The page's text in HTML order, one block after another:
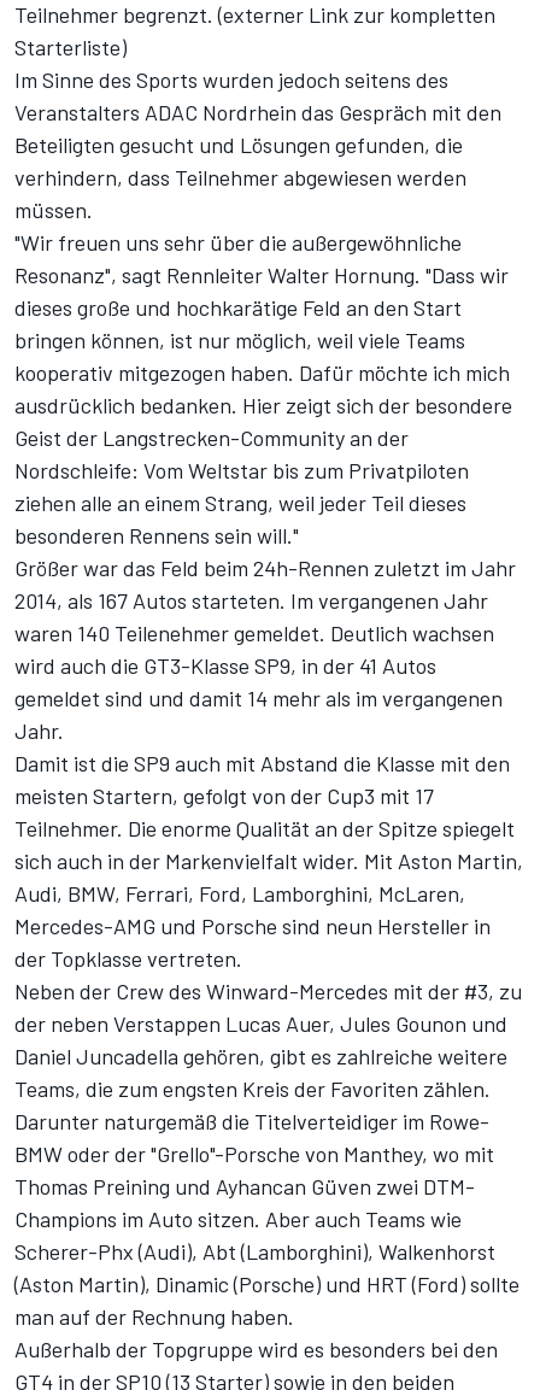
Teilnehmer begrenzt. (externer Link zur kompletten
Starterliste)
Im Sinne des Sports wurden jedoch seitens des
Veranstalters ADAC Nordrhein das Gespräch mit den
Beteiligten gesucht und Lösungen gefunden, die
verhindern, dass Teilnehmer abgewiesen werden
müssen.
"Wir freuen uns sehr über die außergewöhnliche
Resonanz", sagt Rennleiter Walter Hornung. "Dass wir
dieses große und hochkarätige Feld an den Start
bringen können, ist nur möglich, weil viele Teams
kooperativ mitgezogen haben. Dafür möchte ich mich
ausdrücklich bedanken. Hier zeigt sich der besondere
Geist der Langstrecken-Community an der
Nordschleife: Vom Weltstar bis zum Privatpiloten
ziehen alle an einem Strang, weil jeder Teil dieses
besonderen Rennens sein will."
Größer war das Feld beim 24h-Rennen zuletzt im Jahr
2014, als 167 Autos starteten. Im vergangenen Jahr
waren 140 Teilenehmer gemeldet. Deutlich wachsen
wird auch die GT3-Klasse SP9, in der 41 Autos
gemeldet sind und damit 14 mehr als im vergangenen
Jahr.
Damit ist die SP9 auch mit Abstand die Klasse mit den
meisten Startern, gefolgt von der Cup3 mit 17
Teilnehmer. Die enorme Qualität an der Spitze spiegelt
sich auch in der Markenvielfalt wider. Mit Aston Martin,
Audi, BMW, Ferrari, Ford, Lamborghini, McLaren,
Mercedes-AMG und Porsche sind neun Hersteller in
der Topklasse vertreten.
Neben der Crew des Winward-Mercedes mit der #3, zu
der neben Verstappen Lucas Auer, Jules Gounon und
Daniel Juncadella gehören, gibt es zahlreiche weitere
Teams, die zum engsten Kreis der Favoriten zählen.
Darunter naturgemäß die Titelverteidiger im Rowe-
BMW oder der "Grello"-Porsche von Manthey, wo mit
Thomas Preining und Ayhancan Güven zwei DTM-
Champions im Auto sitzen. Aber auch Teams wie
Scherer-Phx (Audi), Abt (Lamborghini), Walkenhorst
(Aston Martin), Dinamic (Porsche) und HRT (Ford) sollte
man auf der Rechnung haben.
Außerhalb der Topgruppe wird es besonders bei den
GT4 in der SP10 (13 Starter) sowie in den beiden